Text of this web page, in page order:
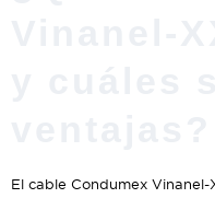
El cable Condumex